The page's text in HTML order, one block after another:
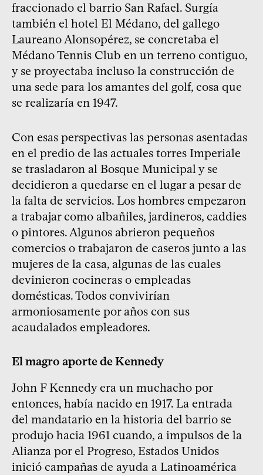
fraccionado el barrio San Rafael. Surgía
también el hotel El Médano, del gallego
Laureano Alonsopérez, se concretaba el
Médano Tennis Club en un terreno contiguo,
y se proyectaba incluso la construcción de
una sede para los amantes del golf, cosa que
se realizaría en 1947.
Con esas perspectivas las personas asentadas
en el predio de las actuales torres Imperiale
se trasladaron al Bosque Municipal y se
decidieron a quedarse en el lugar a pesar de
la falta de servicios. Los hombres empezaron
a trabajar como albañiles, jardineros, caddies
o pintores. Algunos abrieron pequeños
comercios o trabajaron de caseros junto a las
mujeres de la casa, algunas de las cuales
devinieron cocineras o empleadas
domésticas. Todos convivirían
armoniosamente por años con sus
acaudalados empleadores.
El magro aporte de Kennedy
John F Kennedy era un muchacho por
entonces, había nacido en 1917. La entrada
del mandatario en la historia del barrio se
produjo hacia 1961 cuando, a impulsos de la
Alianza por el Progreso, Estados Unidos
inició campañas de ayuda a Latinoamérica